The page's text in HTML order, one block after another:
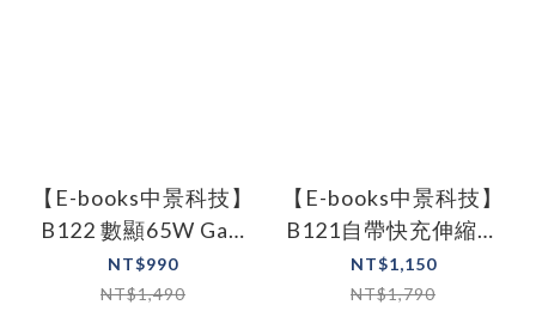
【E-books中景科技】
B122 數顯65W GaN
氮化鎵+100W C to C
極速快充傳輸線組
NT$990
NT$1,490
【E-books中景科技】
B121自帶快充伸縮線
65W GaN氮化鎵抗彎
折極速充電器
NT$1,150
NT$1,790